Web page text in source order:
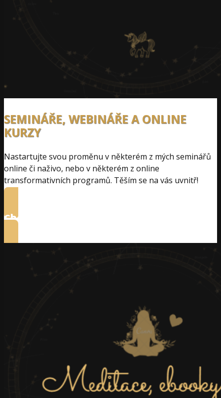
SEMINÁŘE, WEBINÁŘE A ONLINE
KURZY
Nastartujte svou proměnu v některém z mých seminářů
online či naživo, nebo v některém z online
transformativních programů. Těším se na vás uvnitř!
Chci semináře a kurzy